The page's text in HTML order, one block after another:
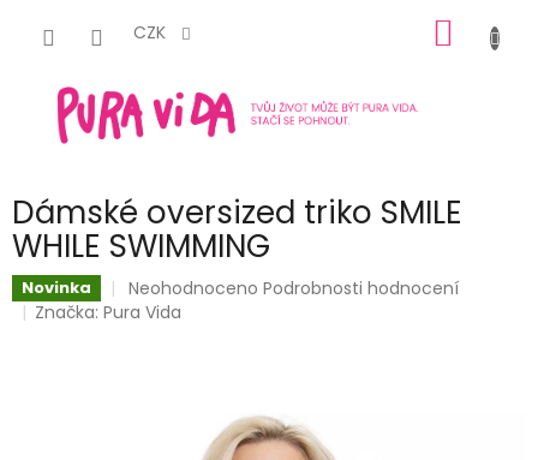
CZK
KOŠÍK
Dámské oversized triko SMILE
WHILE SWIMMING
Novinka
Průměrné
hodnocení
hvězdiček.
Neohodnoceno Podrobnosti hodnocení
Značka:Pura Vida